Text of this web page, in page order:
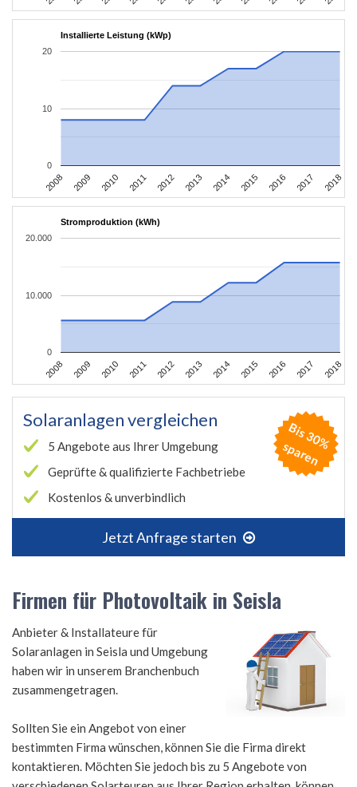
Installierte Leistung (kWp)
2008 2009 2010 2011 2012 2013 2014 2015 2016 2017 2018
0
10
20
Stromproduktion (kWh)
2008 2009 2010 2011 2012 2013 2014 2015 2016 2017 2018
0
10.000
20.000
Solaranlagen vergleichen
5 Angebote aus Ihrer Umgebung
Geprüfte & qualifizierte Fachbetriebe
Kostenlos & unverbindlich
Jetzt Anfrage starten
B
is
3
0
%
s
p
a
r
e
n
Firmen für Photovoltaik in Seisla
Anbieter & Installateure für
Solaranlagen in Seisla und Umgebung
haben wir in unserem Branchenbuch
zusammengetragen.
Sollten Sie ein Angebot von einer
bestimmten Firma wünschen, können Sie die Firma direkt
kontaktieren. Möchten Sie jedoch bis zu 5 Angebote von